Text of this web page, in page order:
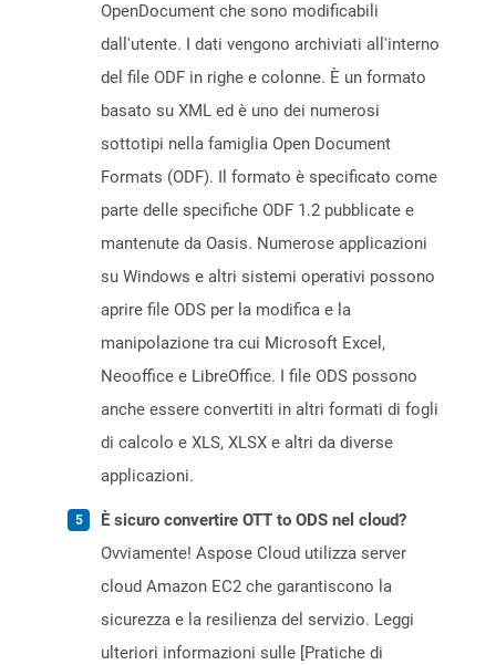
OpenDocument che sono modificabili
dall'utente. I dati vengono archiviati all'interno
del file ODF in righe e colonne. È un formato
basato su XML ed è uno dei numerosi
sottotipi nella famiglia Open Document
Formats (ODF). Il formato è specificato come
parte delle specifiche ODF 1.2 pubblicate e
mantenute da Oasis. Numerose applicazioni
su Windows e altri sistemi operativi possono
aprire file ODS per la modifica e la
manipolazione tra cui Microsoft Excel,
Neooffice e LibreOffice. I file ODS possono
anche essere convertiti in altri formati di fogli
di calcolo e XLS, XLSX e altri da diverse
applicazioni.
È sicuro convertire OTT to ODS nel cloud?
Ovviamente! Aspose Cloud utilizza server
cloud Amazon EC2 che garantiscono la
sicurezza e la resilienza del servizio. Leggi
ulteriori informazioni sulle [Pratiche di